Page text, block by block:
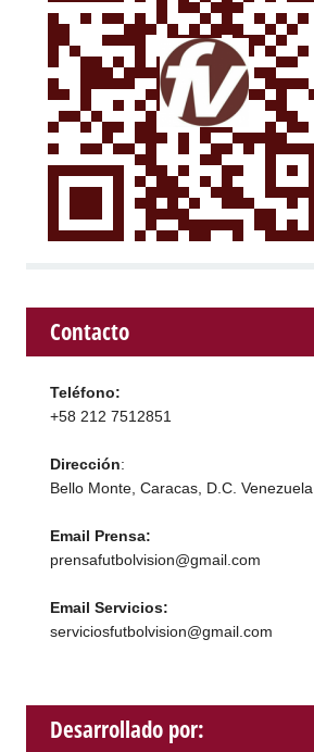
Contacto
Teléfono:
+58 212 7512851
Dirección:
Bello Monte, Caracas, D.C. Venezuela
Email Prensa:
prensafutbolvision@gmail.com
Email Servicios:
serviciosfutbolvision@gmail.com
Desarrollado por: